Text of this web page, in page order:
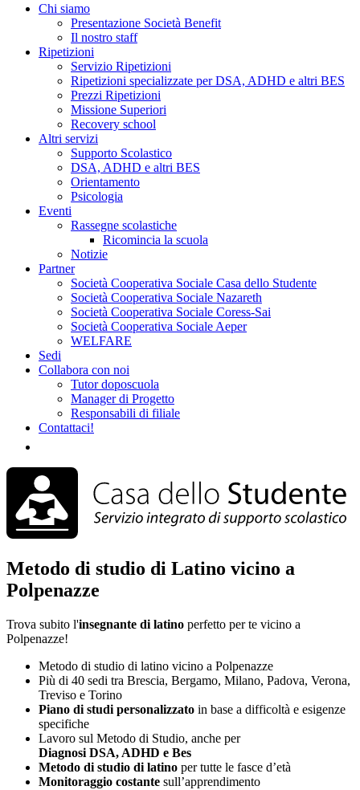
Chi siamo
Presentazione Società Benefit
Il nostro staff
Ripetizioni
Servizio Ripetizioni
Ripetizioni specializzate per DSA, ADHD e altri BES
Prezzi Ripetizioni
Missione Superiori
Recovery school
Altri servizi
Supporto Scolastico
DSA, ADHD e altri BES
Orientamento
Psicologia
Eventi
Rassegne scolastiche
Ricomincia la scuola
Notizie
Partner
Società Cooperativa Sociale Casa dello Studente
Società Cooperativa Sociale Nazareth
Società Cooperativa Sociale Coress-Sai
Società Cooperativa Sociale Aeper
WELFARE
Sedi
Collabora con noi
Tutor doposcuola
Manager di Progetto
Responsabili di filiale
Contattaci!
Metodo di studio di Latino vicino a
Polpenazze
Trova subito l'insegnante di latino perfetto per te vicino a
Polpenazze!
Metodo di studio di latino vicino a Polpenazze
Più di 40 sedi tra Brescia, Bergamo, Milano, Padova, Verona,
Treviso e Torino
Piano di studi personalizzato in base a difficoltà e esigenze
specifiche
Lavoro sul Metodo di Studio, anche per
Diagnosi DSA, ADHD e Bes
Metodo di studio di latino per tutte le fasce d’età
Monitoraggio costante sull’apprendimento